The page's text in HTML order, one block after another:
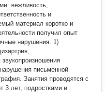
вежливость,
и
материал коротко и
нарушения: 1)
письменной
с
3 лет, подростками и